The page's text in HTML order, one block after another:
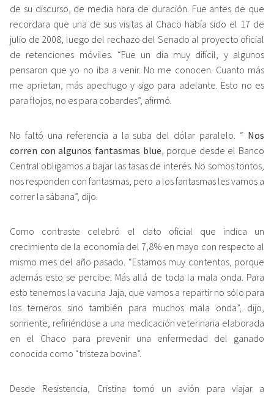
de su discurso, de media hora de duración. Fue antes de que
recordara que una de sus visitas al Chaco había sido el 17 de
julio de 2008, luego del rechazo del Senado al proyecto oficial
de retenciones móviles. “Fue un día muy difícil, y algunos
pensaron que yo no iba a venir. No me conocen. Cuanto más
me aprietan, más apechugo y sigo para adelante. Esto no es
para flojos, no es para cobardes”, afirmó.
No faltó una referencia a la suba del dólar paralelo. “ Nos
corren con algunos fantasmas blue , porque desde el Banco
Central obligamos a bajar las tasas de interés. No somos tontos,
nos responden con fantasmas, pero a los fantasmas les vamos a
correr la sábana”, dijo.
Como contraste celebró el dato oficial que indica un
crecimiento de la economía del 7,8% en mayo con respecto al
mismo mes del año pasado. “Estamos muy contentos, porque
además esto se percibe. Más allá de toda la mala onda. Para
esto tenemos la vacuna Jaja, que vamos a repartir no sólo para
los terneros sino también para muchos mala onda”, dijo,
sonriente, refiriéndose a una medicación veterinaria elaborada
en el Chaco para prevenir una enfermedad del ganado
conocida como “tristeza bovina”.
Desde Resistencia, Cristina tomó un avión para viajar a